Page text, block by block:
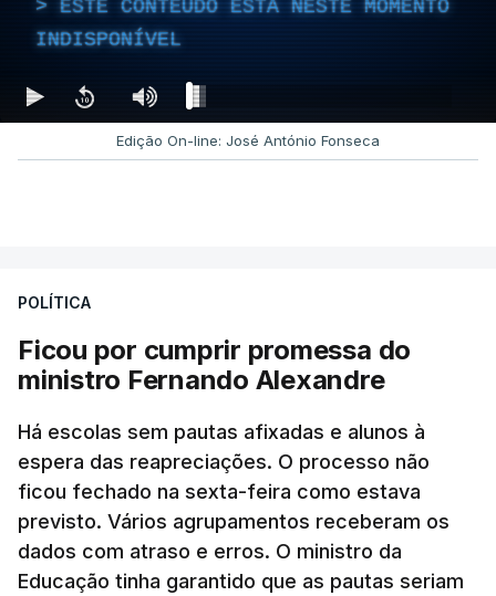
ESTE CONTEÚDO ESTÁ NESTE MOMENTO
INDISPONÍVEL
Edição On-line: José António Fonseca
POLÍTICA
Ficou por cumprir promessa do
ministro Fernando Alexandre
Há escolas sem pautas afixadas e alunos à
espera das reapreciações. O processo não
ficou fechado na sexta-feira como estava
previsto. Vários agrupamentos receberam os
dados com atraso e erros. O ministro da
Educação tinha garantido que as pautas seriam